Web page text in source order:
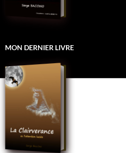
MON DERNIER LIVRE